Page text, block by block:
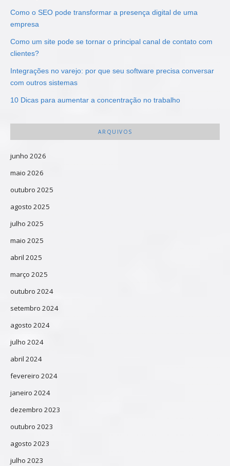
Como o SEO pode transformar a presença digital de uma
empresa
Como um site pode se tornar o principal canal de contato com
clientes?
Integrações no varejo: por que seu software precisa conversar
com outros sistemas
10 Dicas para aumentar a concentração no trabalho
ARQUIVOS
junho 2026
maio 2026
outubro 2025
agosto 2025
julho 2025
maio 2025
abril 2025
março 2025
outubro 2024
setembro 2024
agosto 2024
julho 2024
abril 2024
fevereiro 2024
janeiro 2024
dezembro 2023
outubro 2023
agosto 2023
julho 2023